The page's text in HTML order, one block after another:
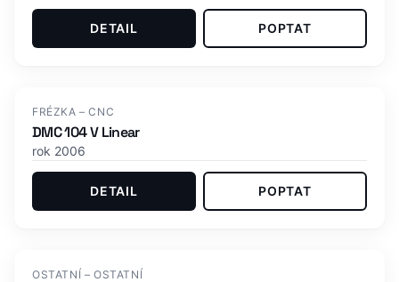
DETAIL POPTAT
FRÉZKA – CNC
DMC 104 V Linear
rok 2006
DETAIL POPTAT
OSTATNÍ – OSTATNÍ